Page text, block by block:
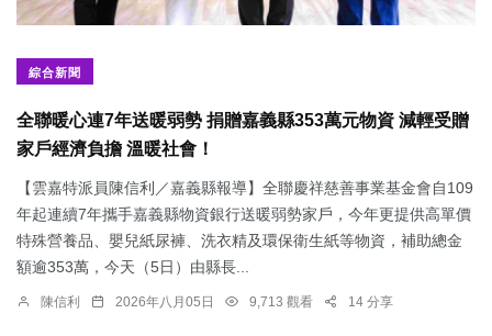
綜合新聞
全聯暖心連7年送暖弱勢 捐贈嘉義縣353萬元物資 減輕受贈
家戶經濟負擔 溫暖社會！
【雲嘉特派員陳信利／嘉義縣報導】全聯慶祥慈善事業基金會自109
年起連續7年攜手嘉義縣物資銀行送暖弱勢家戶，今年更提供高單價
特殊營養品、嬰兒紙尿褲、洗衣精及環保衛生紙等物資，補助總金
額逾353萬，今天（5日）由縣長...
陳信利 2026年八月05日 9,713 觀看 14 分享